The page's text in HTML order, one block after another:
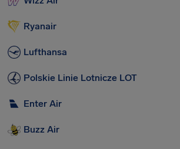
Ryanair
Lufthansa
Polskie Linie Lotnicze LOT
Enter Air
Buzz Air